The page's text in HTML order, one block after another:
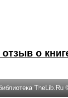
о
TheLib.Ru